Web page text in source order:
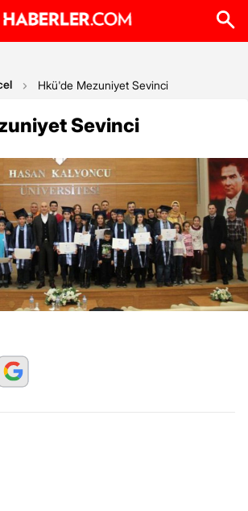
Hkü'de Mezuniyet Sevinci
Sevinci